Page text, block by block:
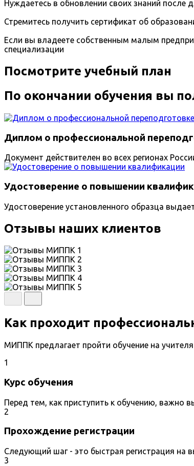
Нуждаетесь в обновлении своих знаний после
Стремитесь получить сертификат об
Если вы владеете собственным малым
специализации
Посмотрите учебный план
По окончании обучения вы
Диплом о профессиональной
Документ действителен во всех регионах
Удостоверение о повышении
Удостоверение установленного образца
Отзывы наших клиентов
Как проходит
МИППК предлагает пройти обучение на
1
Курс обучения
Перед тем, как приступить к обучению, важно
2
Прохождение регистрации
Следующий шаг - это быстрая регистрация на
3